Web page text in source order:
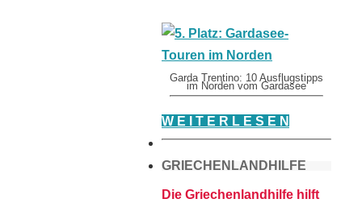
Garda Trentino: 10 Ausflugstipps
im Norden vom Gardasee
W E I T E R L E S E N
GRIECHENLANDHILFE
Die Griechenlandhilfe hilft